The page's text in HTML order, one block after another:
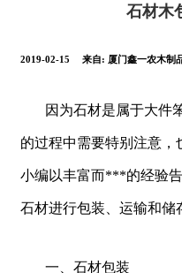
石材木
2019-02-15 来自: 厦门鑫一农木制
因为石材是属于大件
的过程中需要特别注意，
小编以丰富而***的经验
石材进行包装、运输和储
一、石材包装